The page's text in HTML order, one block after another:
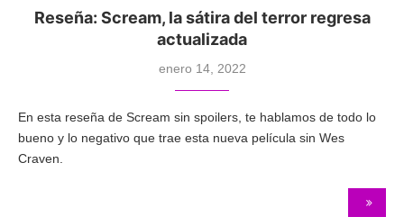
Reseña: Scream, la sátira del terror regresa
actualizada
enero 14, 2022
En esta reseña de Scream sin spoilers, te hablamos de todo lo
bueno y lo negativo que trae esta nueva película sin Wes
Craven.